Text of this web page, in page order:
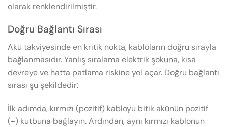
olarak renklendirilmiştir.
Doğru Bağlantı Sırası
Akü takviyesinde en kritik nokta, kabloların doğru sırayla
bağlanmasıdır. Yanlış sıralama elektrik şokuna, kısa
devreye ve hatta patlama riskine yol açar. Doğru bağlantı
sırası şu şekildedir:
İlk adımda, kırmızı (pozitif) kabloyu bitik akünün pozitif
(+) kutbuna bağlayın. Ardından, aynı kırmızı kablonun